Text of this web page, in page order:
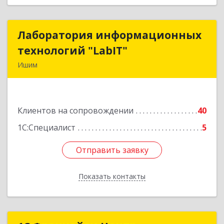
Лаборатория информационных
технологий "LabIT"
Ишим
Клиентов на сопровождении
40
1С:Специалист
5
Отправить заявку
Показать контакты
Лаборатория информационных
технологий "LabIT"
Подробнее
Отправить заявку
Назад